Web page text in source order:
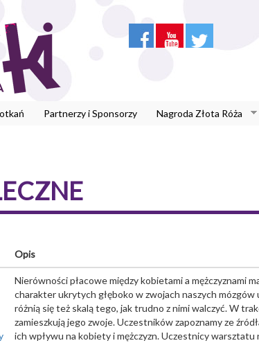
Partnerzy i Sponsorzy Nagroda Złota Róża
Opis
Nierówności płacowe między kobietami a mężczyznami
charakter ukrytych głęboko w zwojach naszych mózgów
różnią się też skalą tego, jak trudno z nimi walczyć. W
zamieszkują jego zwoje. Uczestników zapoznamy ze
ich wpływu na kobiety i mężczyzn. Uczestnicy